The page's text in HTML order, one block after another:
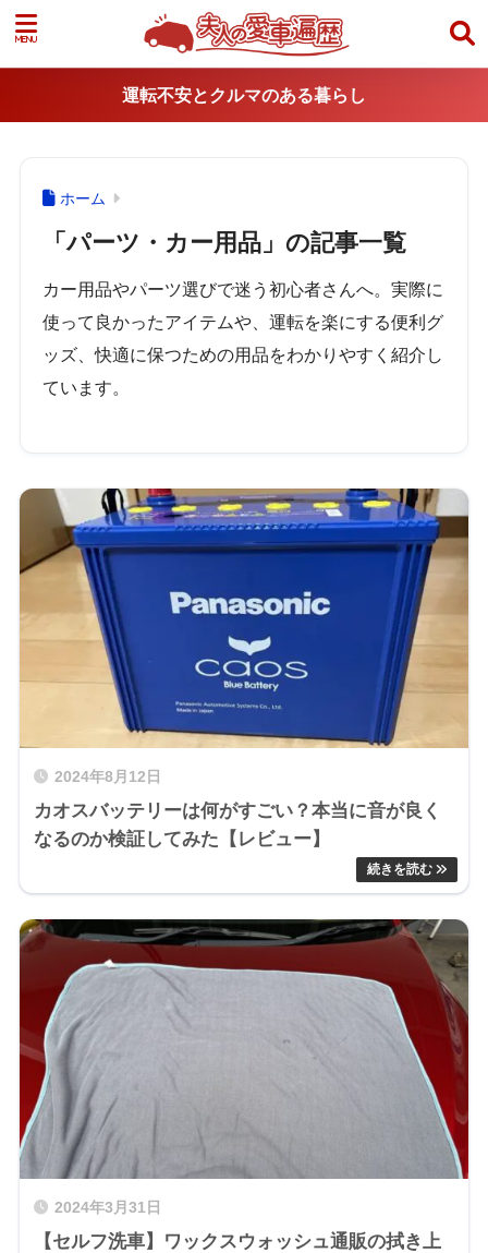
運転不安とクルマのある暮らし
ホーム
「パーツ・カー用品」の記事一覧
カー用品やパーツ選びで迷う初心者さんへ。実際に
使って良かったアイテムや、運転を楽にする便利グ
ッズ、快適に保つための用品をわかりやすく紹介し
ています。
2024年8月12日
カオスバッテリーは何がすごい？本当に音が良く
なるのか検証してみた【レビュー】
2024年3月31日
【セルフ洗車】ワックスウォッシュ通販の拭き上